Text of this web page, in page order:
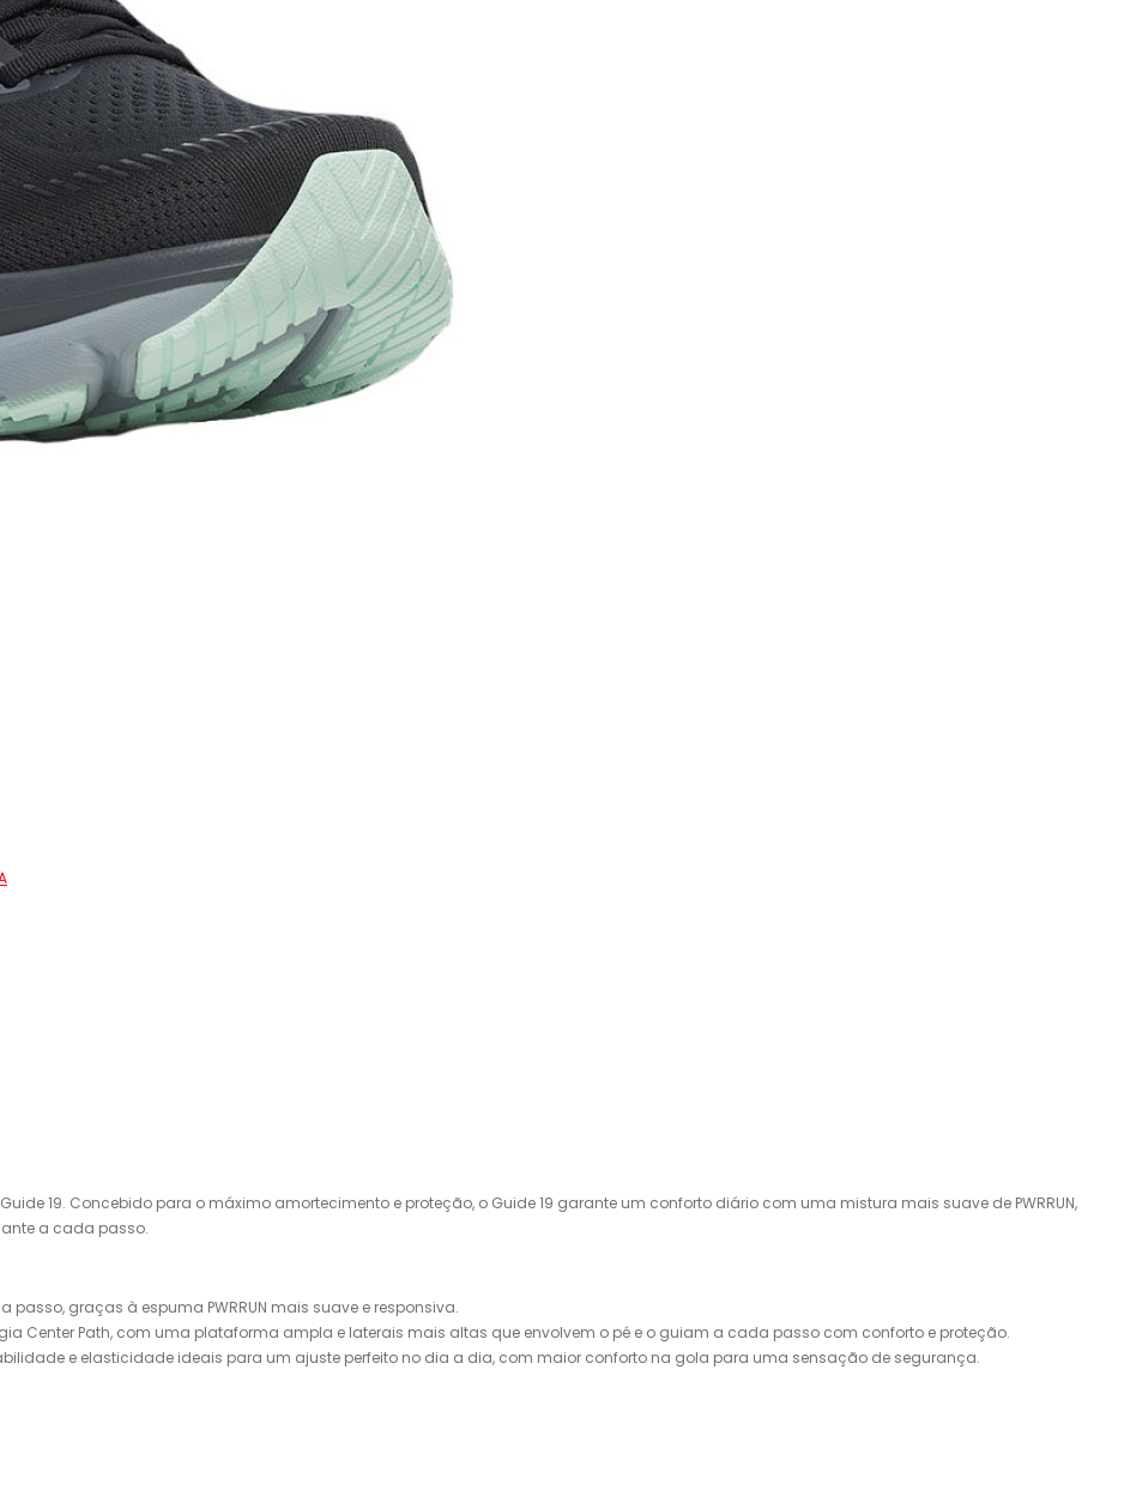
19. Concebido para o máximo amortecimento e proteção, o Guide 19 garante um conforto diário com uma mistura mais suave de PWRRUN,
a cada passo.
passo, graças à espuma PWRRUN mais suave e responsiva.
Center Path, com uma plataforma ampla e laterais mais altas que envolvem o pé e o guiam a cada passo com conforto e proteção.
e elasticidade ideais para um ajuste perfeito no dia a dia, com maior conforto na gola para uma sensação de segurança.